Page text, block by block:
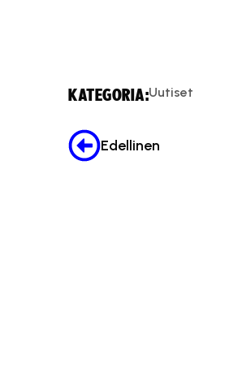
KATEGORIA:Uutiset
Edellinen